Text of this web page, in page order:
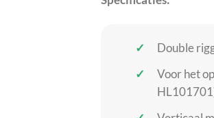
Double
Voor het